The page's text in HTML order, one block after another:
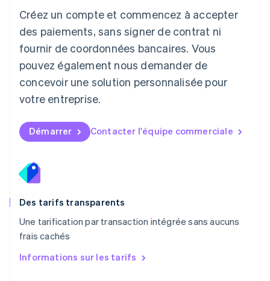
Créez un compte et commencez à accepter
des paiements, sans signer de contrat ni
fournir de coordonnées bancaires. Vous
pouvez également nous demander de
concevoir une solution personnalisée pour
votre entreprise.
Démarrer Contacter l'équipe commerciale
Des tarifs transparents
Une tarification par transaction intégrée sans aucuns
frais cachés
Informations sur les tarifs
Luxembourg
FrançaisDeutsch English
Malaisie
English 简体中文
Malte
English
EspañolEnglish
English
Nouvelle-Zélande
Pays-Bas
Nederlands
English
PortuguêsEnglish
R.A.S. de Hong Kong, Chine
English